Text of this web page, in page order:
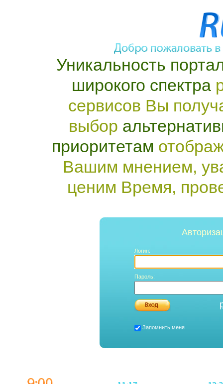
Уникальность
широкого спектра
сервисов Вы
выбор
приоритетам
Вашим мнением,
ценим Время,
Логин:
Пароль:
Запомнить меня